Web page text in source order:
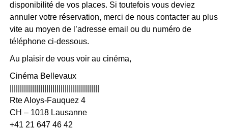
disponibilité de vos places. Si toutefois vous deviez
annuler votre réservation, merci de nous contacter au plus
vite au moyen de l’adresse email ou du numéro de
téléphone ci-dessous.
Au plaisir de vous voir au cinéma,
Cinéma Bellevaux
Rte Aloys-Fauquez 4
CH – 1018 Lausanne
+41 21 647 46 42